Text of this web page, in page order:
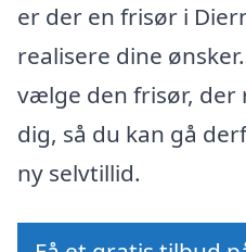
er der en frisør i
realisere dine
vælge den frisør, der
dig, så du kan gå
ny selvtillid.